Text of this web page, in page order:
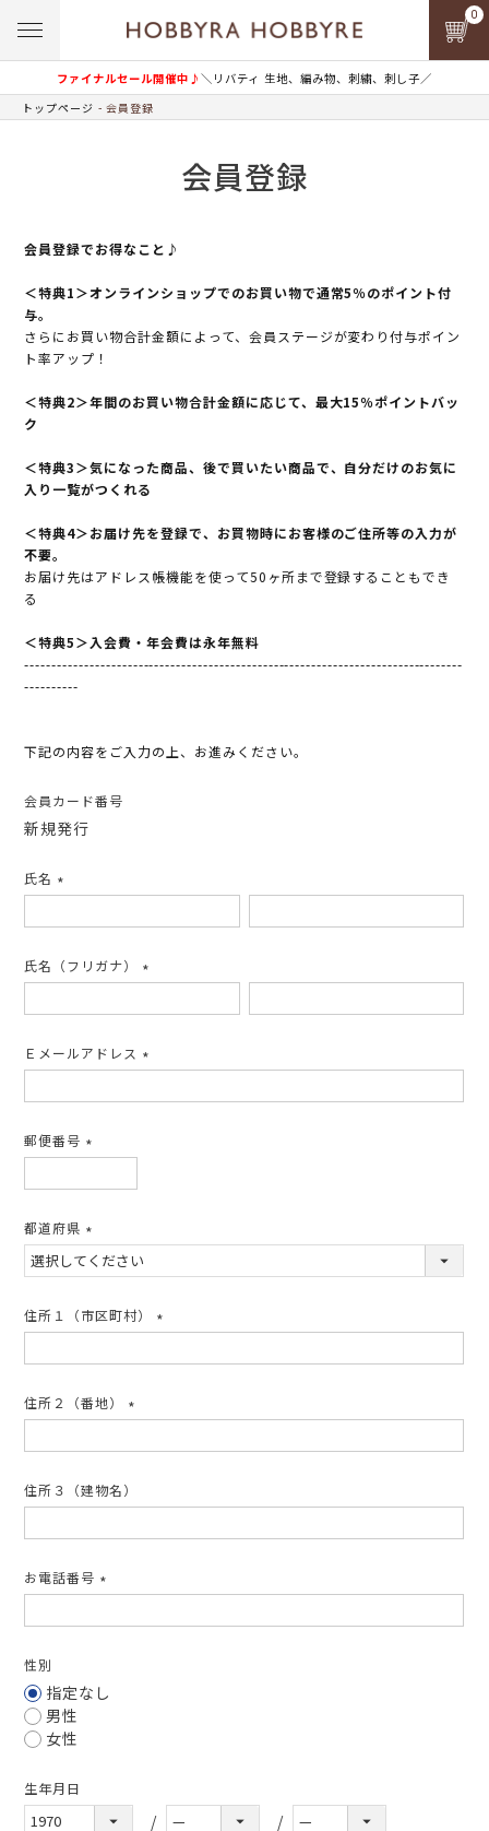
ファイナルセール開催中♪＼リバティ 生地、編み物、刺繍、刺し子／
0
トップページ 会員登録
会員登録
会員登録でお得なこと♪
＜特典1＞オンラインショップでのお買い物で通常5％のポイント付
与。
さらにお買い物合計金額によって、会員ステージが変わり付与ポイン
ト率アップ！
＜特典2＞年間のお買い物合計金額に応じて、最大15％ポイントバッ
ク
＜特典3＞気になった商品、後で買いたい商品で、自分だけのお気に
入り一覧がつくれる
＜特典4＞お届け先を登録で、お買物時にお客様のご住所等の入力が
不要。
お届け先はアドレス帳機能を使って50ヶ所まで登録することもでき
る
＜特典5＞入会費・年会費は永年無料
---------------------------------------------------------------------------------
----------
下記の内容をご入力の上、お進みください。
会員カード番号
新規発行
氏名
須)
氏名（フリガナ）
須)
Ｅメールアドレス
須)
郵便番号
須)
都道府県
(必
須)
住所１（市区町村）
須)
住所２（番地）
須)
住所３（建物名）
お電話番号
須)
性別
指定なし
男性
女性
生年月日